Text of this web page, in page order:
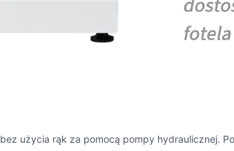
bez użycia rąk za pomocą pompy hydraulicznej.